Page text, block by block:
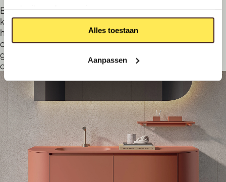
Alles toestaan
Aanpassen
Bij matte solid surface materialen
kunnen kleine krasjes vaak worden
hersteld, terwijl glanzende
composieten met coating juist
gebaat zijn bij voorzichtig gebruik
om hun glans te behouden.